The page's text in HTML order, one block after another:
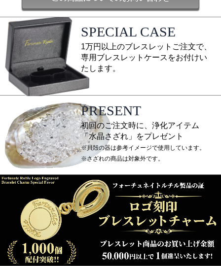
SPECIAL CASE
1万円以上のブレスレットご注文で、
専用ブレスレットケースをお付けい
たします。
PRESENT
初回のご注文時に、浄化アイテム
「水晶さざれ」をプレゼント
※貝殻の器は参考イメージで使用しています。
※さざれの商品は対象外です。